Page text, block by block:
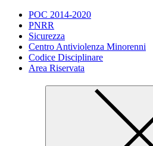
POC 2014-2020
PNRR
Sicurezza
Centro Antiviolenza Minorenni
Codice Disciplinare
Area Riservata